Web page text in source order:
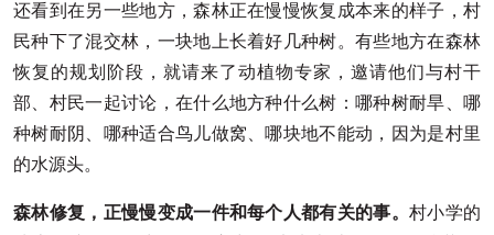
还看到在另一些地方，森林正在慢慢恢复成本来的样子，村
民种下了混交林，一块地上长着好几种树。有些地方在森林
恢复的规划阶段，就请来了动植物专家，邀请他们与村干
部、村民一起讨论，在什么地方种什么树：哪种树耐旱、哪
种树耐阴、哪种适合鸟儿做窝、哪块地不能动，因为是村里
的水源头。
森林修复，正慢慢变成一件和每个人都有关的事。村小学的